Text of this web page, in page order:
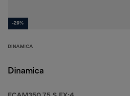
-29%
DINAMICA
Dinamica